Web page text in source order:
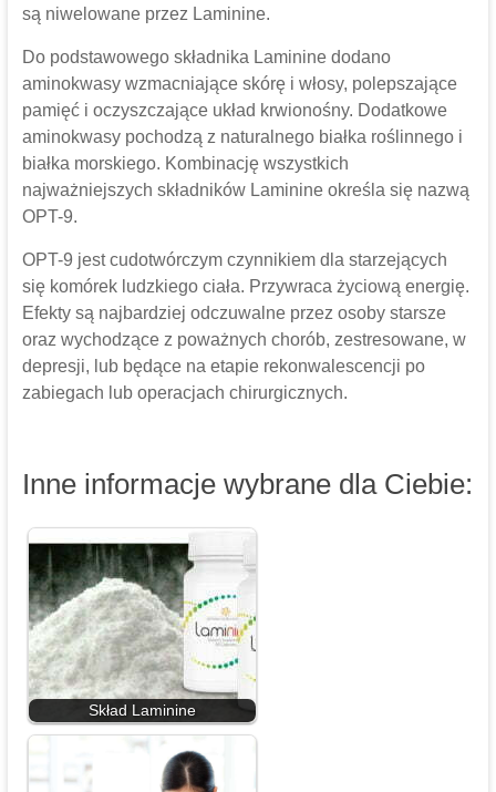
są niwelowane przez Laminine.
Do podstawowego składnika Laminine dodano
aminokwasy wzmacniające skórę i włosy, polepszające
pamięć i oczyszczające układ krwionośny. Dodatkowe
aminokwasy pochodzą z naturalnego białka roślinnego i
białka morskiego. Kombinację wszystkich
najważniejszych składników Laminine określa się nazwą
OPT-9.
OPT-9 jest cudotwórczym czynnikiem dla starzejących
się komórek ludzkiego ciała. Przywraca życiową energię.
Efekty są najbardziej odczuwalne przez osoby starsze
oraz wychodzące z poważnych chorób, zestresowane, w
depresji, lub będące na etapie rekonwalescencji po
zabiegach lub operacjach chirurgicznych.
Inne informacje wybrane dla Ciebie:
Skład Laminine